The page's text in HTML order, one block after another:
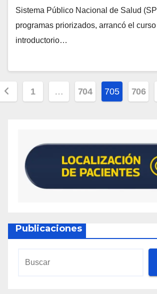
Sistema Público Nacional de Salud
programas priorizados, arrancó el curso
introductorio…
1 … 704 705 706
Publicaciones